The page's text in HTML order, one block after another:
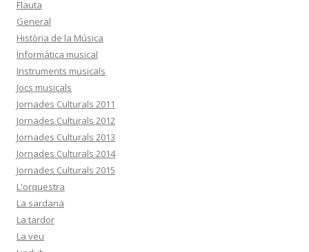
Flauta
General
Història de la Música
Informàtica musical
Instruments musicals
Jocs musicals
Jornades Culturals 2011
Jornades Culturals 2012
Jornades Culturals 2013
Jornades Culturals 2014
Jornades Culturals 2015
L'orquestra
La sardana
La tardor
La veu